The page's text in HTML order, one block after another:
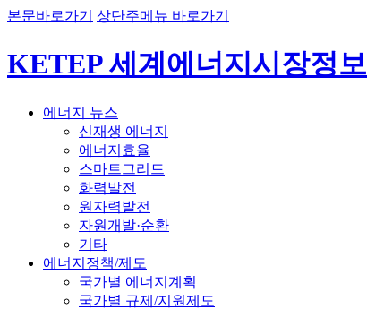
본문바로가기 상단주메뉴 바로가기
KETEP 세계에너지시장정보
에너지 뉴스
신재생 에너지
에너지효율
스마트그리드
화력발전
원자력발전
자원개발·순환
기타
에너지정책/제도
국가별 에너지계획
국가별 규제/지원제도